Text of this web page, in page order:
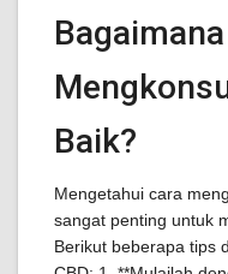
Baik?
Mengetahui cara
sangat penting untuk
Berikut beberapa tips